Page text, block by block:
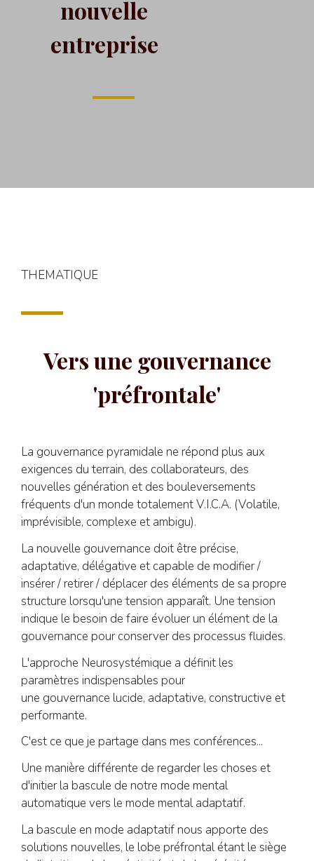
nouvelle
entreprise
THEMATIQUE
Vers une gouvernance
'préfrontale'
La gouvernance pyramidale ne répond plus aux
exigences du terrain, des collaborateurs, des
nouvelles génération et des bouleversements
fréquents d'un monde totalement V.I.C.A. (Volatile,
imprévisible, complexe et ambigu).
La nouvelle gouvernance doit être précise,
adaptative, délégative et capable de modifier /
insérer / retirer / déplacer des éléments de sa propre
structure lorsqu'une tension apparaît. Une tension
indique le besoin de faire évoluer un élément de la
gouvernance pour conserver des processus fluides.
L'approche Neurosystémique a définit les
paramètres indispensables pour
une gouvernance lucide, adaptative, constructive et
performante.
C'est ce que je partage dans mes conférences...
Une manière différente de regarder les choses et
d'initier la bascule de notre mode mental
automatique vers le mode mentaladaptatif.
La bascule en mode adaptatif nous apporte des
solutions nouvelles, le lobe préfrontal étant le siège